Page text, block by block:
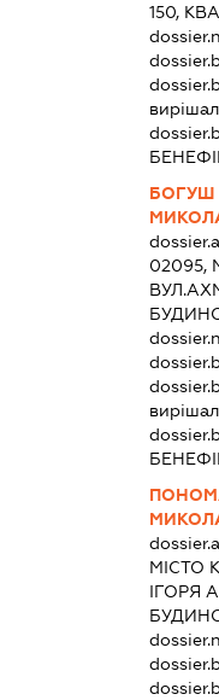
150,
БОГУШ
02095,
МІСТО
ІГОРЯ